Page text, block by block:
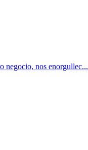
negocio, nos enorgullec...